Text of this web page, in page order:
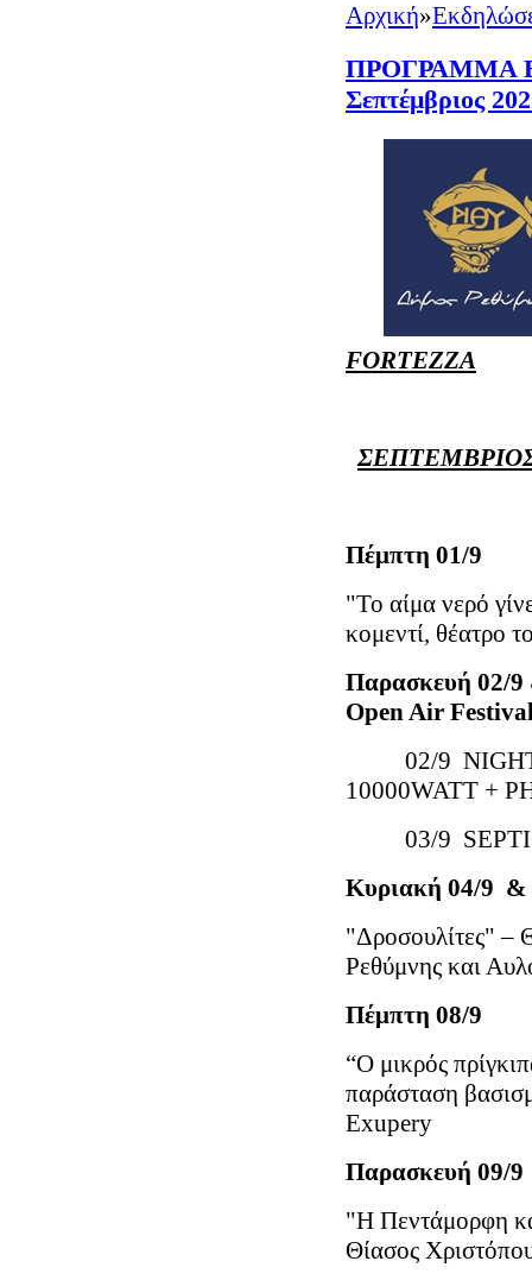
Αρχική»
ΠΡΟΓΡΑΜΜΑ
Σεπτέμβριος
FORTEZZA
Πέμπτη 01/
"Το αίμα νερό
κομεντί, θέατρο
Παρασκευή 02/
Open Air
02/9
10000WATT +
03/9
Κυριακή 04/9 &
"Δροσουλίτες" –
Ρεθύμνης και
Πέμπτη
“Ο μικρός
παράσταση
Exupery
"Η Πεντάμορφη
Θίασος